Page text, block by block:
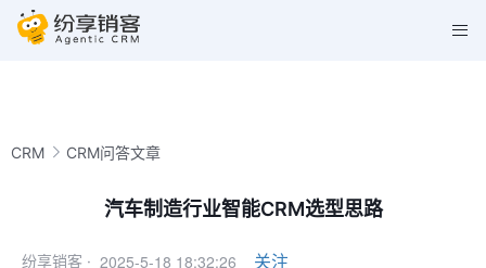
CRM CRM问答文章
汽车制造行业智能CRM选型思路
纷享销客 · 2025-5-18 18:32:26 关注